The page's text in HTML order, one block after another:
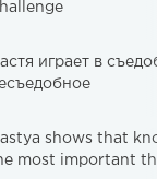
играет в
shows that
most important